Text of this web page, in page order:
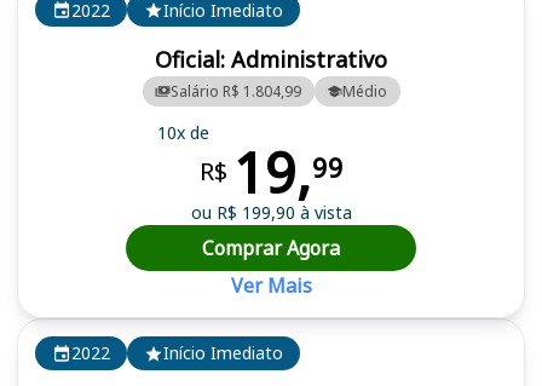
2022 Início Imediato
2022 Início Imediato
Oficial: Administrativo
Salário R$ 1.804,99 Médio
10x de
R$ 19,99
ou R$ 199,90 à vista
Comprar Agora
Ver Mais